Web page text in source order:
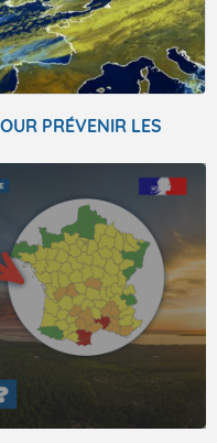
PRÉVENIR LES